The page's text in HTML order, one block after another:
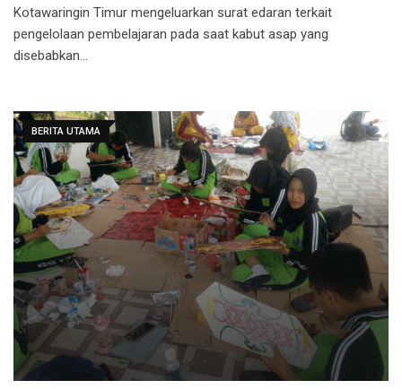
Kotawaringin Timur mengeluarkan surat edaran terkait
pengelolaan pembelajaran pada saat kabut asap yang
disebabkan…
BERITA UTAMA